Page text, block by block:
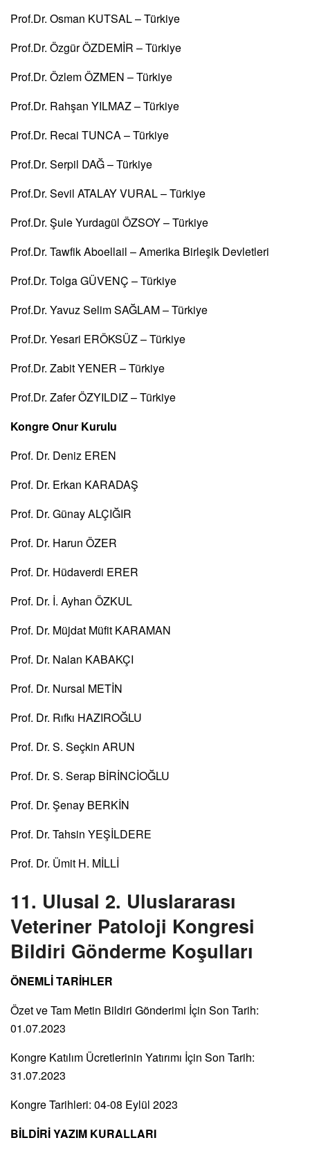
Prof.Dr. Osman KUTSAL – Türkiye
Prof.Dr. Özgür ÖZDEMİR – Türkiye
Prof.Dr. Özlem ÖZMEN – Türkiye
Prof.Dr. Rahşan YILMAZ – Türkiye
Prof.Dr. Recai TUNCA – Türkiye
Prof.Dr. Serpil DAĞ – Türkiye
Prof.Dr. Sevil ATALAY VURAL – Türkiye
Prof.Dr. Şule Yurdagül ÖZSOY – Türkiye
Prof.Dr. Tawfik Aboellail – Amerika Birleşik Devletleri
Prof.Dr. Tolga GÜVENÇ – Türkiye
Prof.Dr. Yavuz Selim SAĞLAM – Türkiye
Prof.Dr. Yesari ERÖKSÜZ – Türkiye
Prof.Dr. Zabit YENER – Türkiye
Prof.Dr. Zafer ÖZYILDIZ – Türkiye
Kongre Onur Kurulu
Prof. Dr. Deniz EREN
Prof. Dr. Erkan KARADAŞ
Prof. Dr. Günay ALÇIĞIR
Prof. Dr. Harun ÖZER
Prof. Dr. Hüdaverdi ERER
Prof. Dr. İ. Ayhan ÖZKUL
Prof. Dr. Müjdat Müfit KARAMAN
Prof. Dr. Nalan KABAKÇI
Prof. Dr. Nursal METİN
Prof. Dr. Rıfkı HAZIROĞLU
Prof. Dr. S. Seçkin ARUN
Prof. Dr. S. Serap BİRİNCİOĞLU
Prof. Dr. Şenay BERKİN
Prof. Dr. Tahsin YEŞİLDERE
Prof. Dr. Ümit H. MİLLİ
11. Ulusal 2. Uluslararası
Veteriner Patoloji Kongresi
Bildiri Gönderme Koşulları
ÖNEMLİ TARİHLER
Özet ve Tam Metin Bildiri Gönderimi İçin Son Tarih:
01.07.2023
Kongre Katılım Ücretlerinin Yatırımı İçin Son Tarih:
31.07.2023
Kongre Tarihleri: 04-08 Eylül 2023
BİLDİRİ YAZIM KURALLARI